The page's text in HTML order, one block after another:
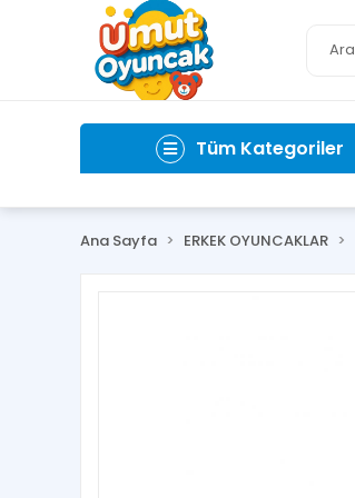
Tüm Kategoriler
Ana Sayfa ERKEK OYUNCAKLAR